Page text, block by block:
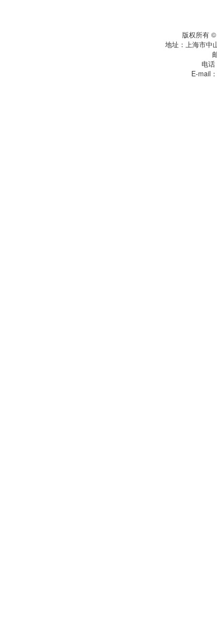
版权所有
地址：上海市
电
E-mail